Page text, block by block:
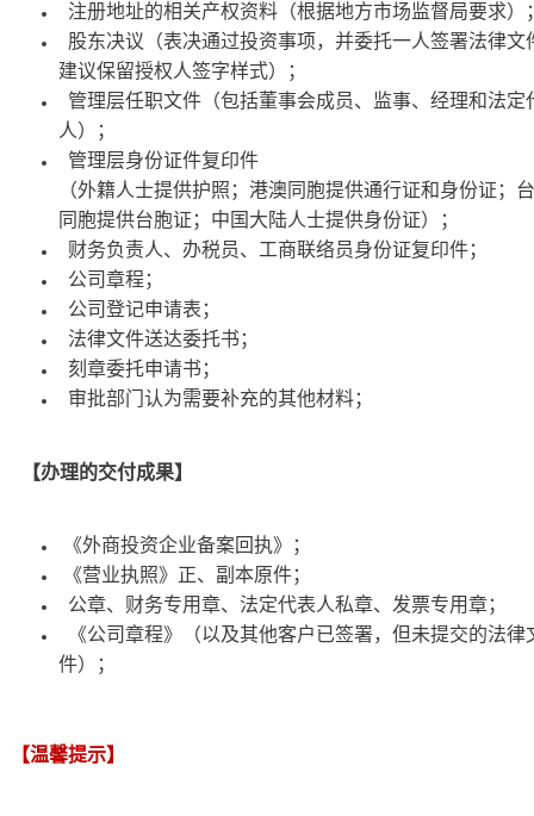
注册地址的相关产权资料（根据地方市场监督局要求）
股东决议（表决通过投资事项，并委托一人签署法律文
建议保留授权人签字样式）；
管理层任职文件（包括董事会成员、监事、经理和法定
人）；
管理层身份证件复印件
（外籍人士提供护照；港澳同胞提供通行证和身份证；
同胞提供台胞证；中国大陆人士提供身份证）；
财务负责人、办税员、工商联络员身份证复印件；
公司章程；
公司登记申请表；
法律文件送达委托书；
刻章委托申请书；
审批部门认为需要补充的其他材料；
【办理的交付成果】
《外商投资企业备案回执》；
《营业执照》正、副本原件；
公章、财务专用章、法定代表人私章、发票专用章；
《公司章程》（以及其他客户已签署，但未提交的法律
件）；
【温馨提示】